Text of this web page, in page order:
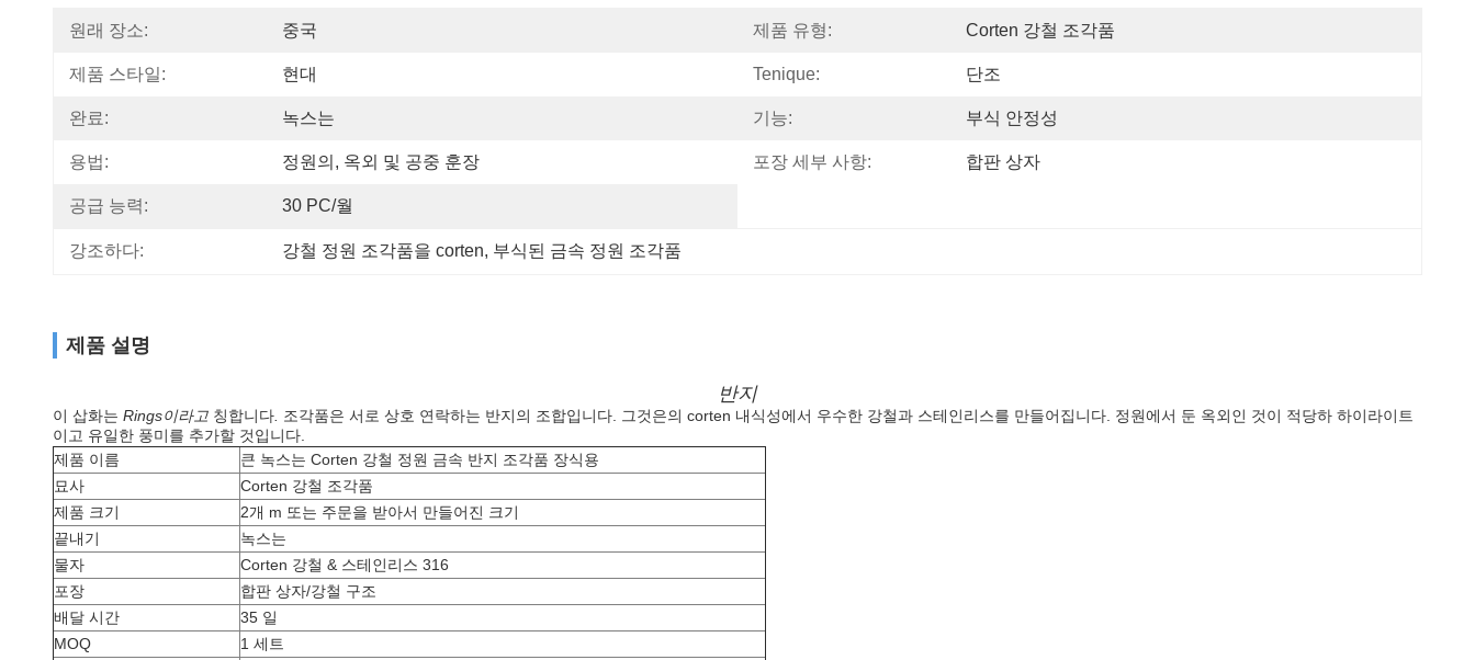
원래 장소: 중국 제품 유형: Corten 강철 조각품
제품 스타일: 현대 Tenique: 단조
완료: 녹스는 기능: 부식 안정성
용법: 정원의, 옥외 및 공중 훈장 포장 세부 사항: 합판 상자
공급 능력: 30 PC/월
강조하다: 강철 정원 조각품을 corten, 부식된 금속 정원 조각품
제품 설명
반지
이 삽화는 Rings이라고 칭합니다 조각품은 서로 상호 연락하는 반지의 조합입니다. 그것은의 corten 내식성에서 우수한 강철과 스테인리스를 만들어집니다. 정원에서 둔 옥외인 것이 적당하 하이라이트
이고 유일한 풍미를 추가할 것입니다.
제품 이름
큰 녹스는 Corten 강철 정원 금속 반지 조각품 장식용
묘사
Corten 강철 조각품
제품 크기
2개 m 또는 주문을 받아서 만들어진 크기
끝내기
녹스는
물자
Corten 강철 & 스테인리스 316
포장
합판 상자/강철 구조
배달 시간
35 일
MOQ
1 세트